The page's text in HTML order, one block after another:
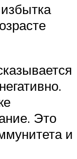
Это
и